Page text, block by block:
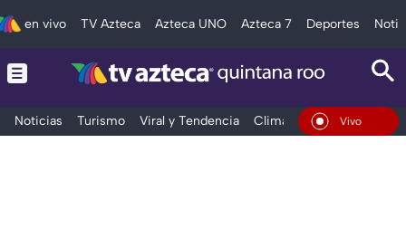
en vivo TV Azteca Azteca UNO Azteca 7 Deportes
Noticias Turismo Viral y Tendencia Clima Tráfico
En Vivo